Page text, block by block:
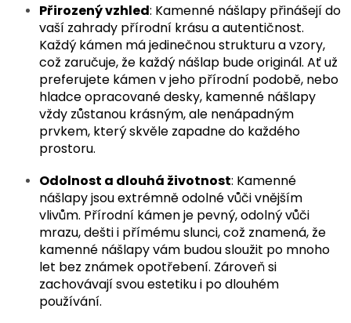
Přirozený vzhled: Kamenné nášlapy přinášejí do
vaší zahrady přírodní krásu a autentičnost.
Každý kámen má jedinečnou strukturu a vzory,
což zaručuje, že každý nášlap bude originál. Ať už
preferujete kámen v jeho přírodní podobě, nebo
hladce opracované desky, kamenné nášlapy
vždy zůstanou krásným, ale nenápadným
prvkem, který skvěle zapadne do každého
prostoru.
Odolnost a dlouhá životnost: Kamenné
nášlapy jsou extrémně odolné vůči vnějším
vlivům. Přírodní kámen je pevný, odolný vůči
mrazu, dešti i přímému slunci, což znamená, že
kamenné nášlapy vám budou sloužit po mnoho
let bez známek opotřebení. Zároveň si
zachovávají svou estetiku i po dlouhém
používání.